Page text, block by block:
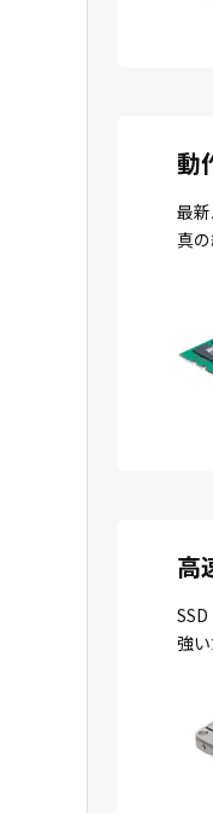
動
最
真
高
強